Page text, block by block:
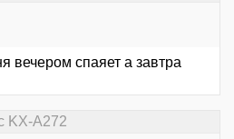
вечером спаяет а завтра
KX-A272